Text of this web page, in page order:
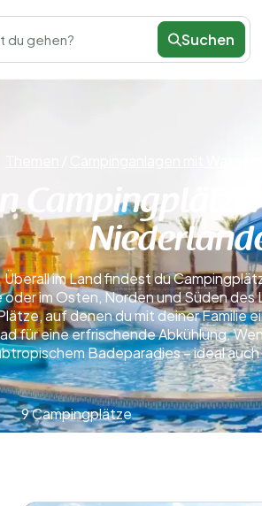
du gehen? Suchen
im Land findest du
im Osten, Norden und Süden
auf denen du mit deiner Familie
für eine erfrischende Abkühlung.
Badeparadies – ideal
9 Campingplätze